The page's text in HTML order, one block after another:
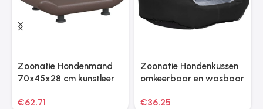
Zoonatie Hondenmand
70x45x28 cm kunstleer
€62.71
Zoonatie Hondenkussen
omkeerbaar en wasbaar
zwart
€36.25